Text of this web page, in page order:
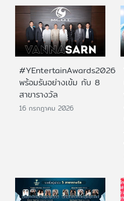
#YEntertainAwards2026
พร้อมรันอย่างเข้ม กับ 8
สาขารางวัล
16 กรกฎาคม 2026